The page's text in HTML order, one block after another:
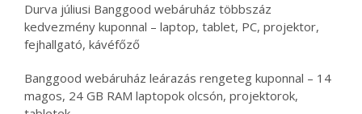
Durva júliusi Banggood webáruház többszáz
kedvezmény kuponnal – laptop, tablet, PC, projektor,
fejhallgató, kávéfőző
Banggood webáruház leárazás rengeteg kuponnal – 14
magos, 24 GB RAM laptopok olcsón, projektorok,